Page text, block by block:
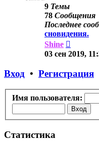
9 Темы
78 Сообщения
Последнее
сновидения.
Shine
к
03 сен 2019,
Вход • Регистрация
Имя пользователя:
Статистика